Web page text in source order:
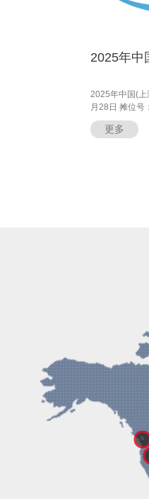
2025年中
2025年中国(
月28日 摊位号
更多